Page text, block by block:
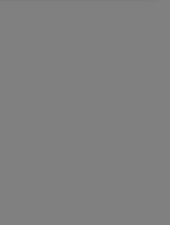
LinkedIn